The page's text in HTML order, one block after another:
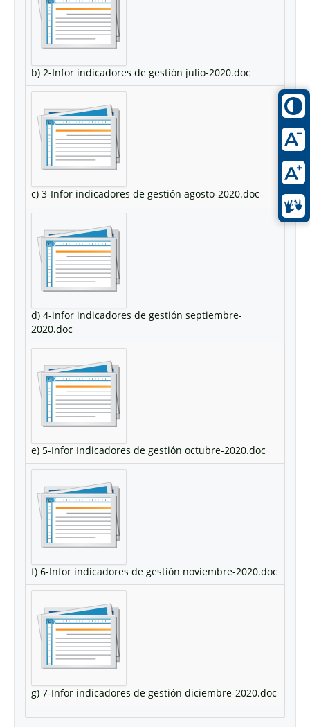
b) 2-Infor indicadores de gestión julio-2020.doc
c) 3-Infor indicadores de gestión agosto-2020.doc
d) 4-infor indicadores de gestión septiembre-
2020.doc
e) 5-Infor Indicadores de gestión octubre-2020.doc
f) 6-Infor indicadores de gestión noviembre-2020.doc
g) 7-Infor indicadores de gestión diciembre-2020.doc